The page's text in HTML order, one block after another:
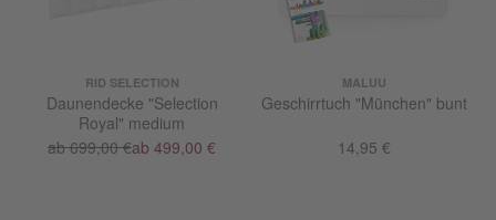
RID SELECTION
Daunendecke "Selection
Royal" medium
ab 699,00 €ab 499,00 €
MALUU
Geschirrtuch "München" bunt
14,95 €